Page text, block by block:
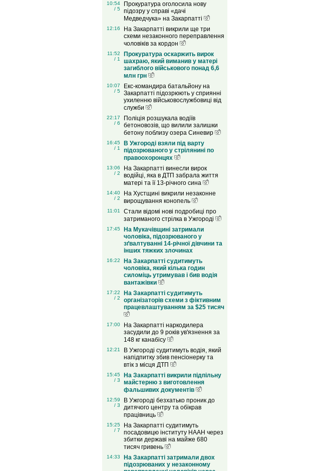
10:54
/ 5
Прокуратура оголосила нову
підозру у справі «дачі
Медведчука» на Закарпатті
12:16
На Закарпатті викрили ще три
схеми незаконного переправлення
чоловіків за кордон
11:52
/ 1
Прокуратура оскаржить вирок
шахраю, який виманив у матері
загиблого військового понад 6,6
млн грн
10:07
/ 5
Екс-командира батальйону на
Закарпатті підозрюють у сприянні
ухиленню військовослужбовиці від
служби
22:17
/ 6
Поліція розшукала водіїв
бетоновозів, що вилили залишки
бетону поблизу озера Синевир
16:45
/ 1
В Ужгороді взяли під варту
підозрюваного у стрілянині по
правоохоронцях
13:06
/ 2
На Закарпатті винесли вирок
водійці, яка в ДТП забрала життя
матері та її 13-річного сина
14:40
/ 2
На Хустщині викрили незаконне
вирощування конопель
11:01
Стали відомі нові подробиці про
затриманого стрілка в Ужгороді
17:45
На Мукачівщині затримали
чоловіка, підозрюваного у
зґвалтуванні 14-річної дівчини та
інших тяжких злочинах
16:22
На Закарпатті судитимуть
чоловіка, який кілька годин
силоміць утримував і бив водія
вантажівки
17:22
/ 2
На Закарпатті судитимуть
організаторів схеми з фіктивним
працевлаштуванням за $25 тисяч
17:00
На Закарпатті наркодилера
засудили до 9 років ув'язнення за
148 кг канабісу
12:21
В Ужгороді судитимуть водія, який
напідпитку збив пенсіонерку та
втік з місця ДТП
15:45
/ 3
На Закарпатті викрили підпільну
майстерню з виготовлення
фальшивих документів
12:59
/ 3
В Ужгороді безхатько проник до
дитячого центру та обікрав
працівниць
15:25
/ 7
На Закарпатті судитимуть
посадовицю інституту НААН через
збитки державі на майже 680
тисяч гривень
14:33
На Закарпатті затримали двох
підозрюваних у незаконному